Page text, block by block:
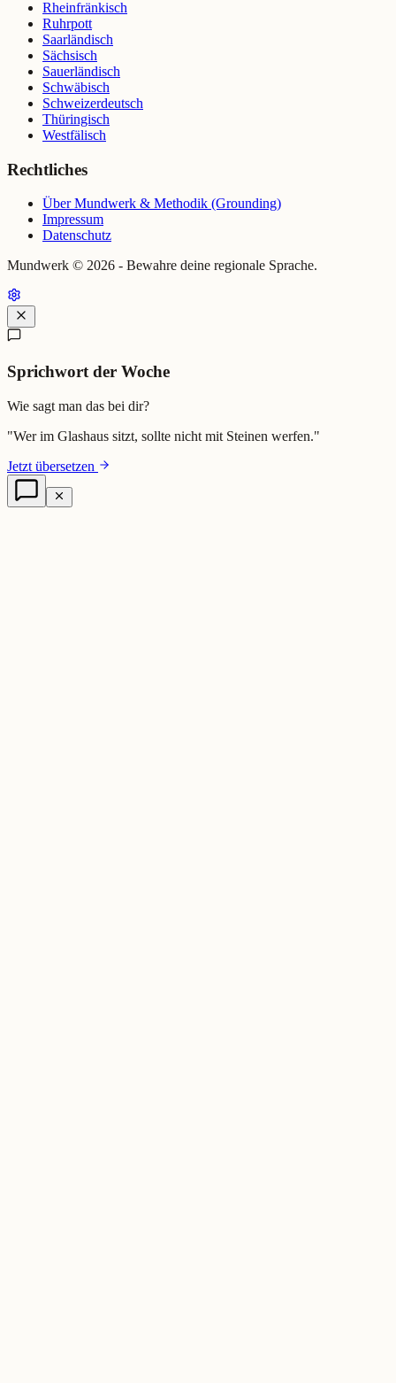
Rheinfränkisch
Ruhrpott
Saarländisch
Sächsisch
Sauerländisch
Schwäbisch
Schweizerdeutsch
Thüringisch
Westfälisch
Rechtliches
Über Mundwerk & Methodik (Grounding)
Impressum
Datenschutz
Mundwerk © 2026 - Bewahre deine regionale Sprache.
Sprichwort der Woche
Wie sagt man das bei dir?
"Wer im Glashaus sitzt, sollte nicht mit Steinen werfen."
Jetzt übersetzen